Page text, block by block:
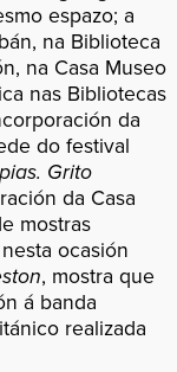
espazo; a
na Biblioteca
na Casa Museo
nas Bibliotecas
da
do festival
Grito
da Casa
mostras
ocasión
, mostra que
á banda
realizada